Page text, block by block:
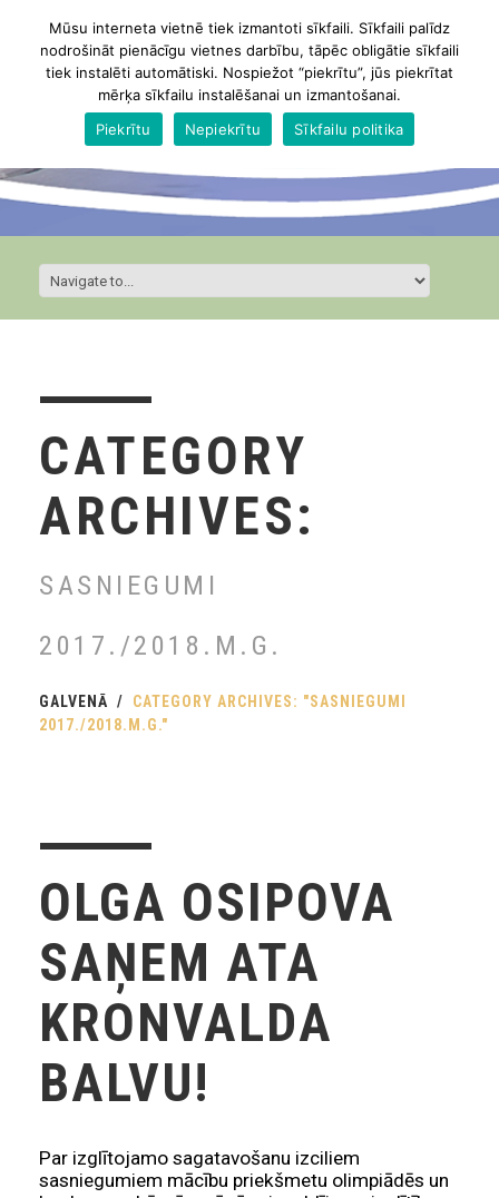
CATEGORY
ARCHIVES:
SASNIEGUMI
2017./2018.M.G.
GALVENĀ
CATEGORY ARCHIVES: "SASNIEGUMI
2017./2018.M.G."
OLGA OSIPOVA
SAŅEM ATA
KRONVALDA
BALVU!
Par izglītojamo sagatavošanu izciliem
sasniegumiem mācību priekšmetu olimpiādēs un
Mūsu interneta vietnē tiek izmantoti sīkfaili. Sīkfaili palīdz
nodrošināt pienācīgu vietnes darbību, tāpēc obligātie sīkfaili
tiek instalēti automātiski. Nospiežot “piekrītu”, jūs piekrītat
mērķa sīkfailu instalēšanai un izmantošanai.
Piekrītu
Nepiekrītu Sīkfailu politika